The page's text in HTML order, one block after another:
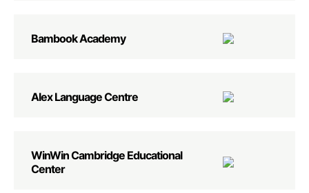
Bambook Academy
Alex Language Centre
WinWin Cambridge Educational
Center